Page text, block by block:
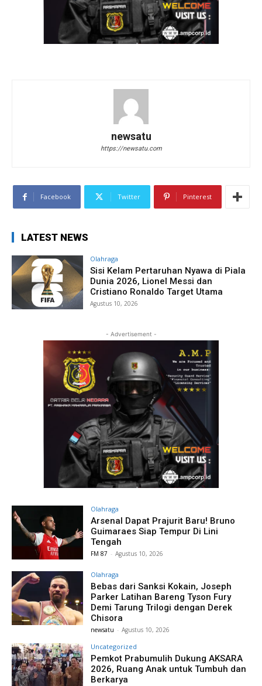
newsatu
https://newsatu.com
Facebook Twitter Pinterest
LATEST NEWS
Olahraga
Sisi Kelam Pertaruhan Nyawa di Piala
Dunia 2026, Lionel Messi dan
Cristiano Ronaldo Target Utama
Agustus 10, 2026
- Advertisement -
Olahraga
Arsenal Dapat Prajurit Baru! Bruno
Guimaraes Siap Tempur Di Lini
Tengah
FM 87 - Agustus 10, 2026
Olahraga
Bebas dari Sanksi Kokain, Joseph
Parker Latihan Bareng Tyson Fury
Demi Tarung Trilogi dengan Derek
Chisora
newsatu - Agustus 10, 2026
Uncategorized
Pemkot Prabumulih Dukung AKSARA
2026, Ruang Anak untuk Tumbuh dan
Berkarya